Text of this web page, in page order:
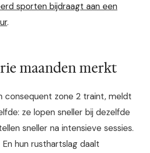
sporten bijdraagt aan een
.
maanden merkt
consequent zone 2 traint, meldt
ze lopen sneller bij dezelfde
sneller na intensieve sessies.
hun rusthartslag daalt